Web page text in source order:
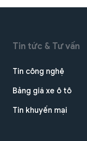
Tin tức & Tư vấn
Tin công nghệ
Bảng giá xe ô tô
Tin khuyến mại